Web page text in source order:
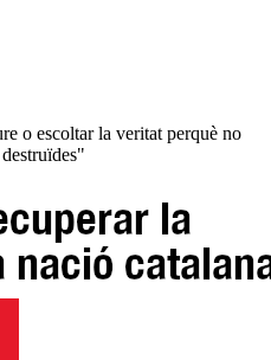
o escoltar la veritat perquè no